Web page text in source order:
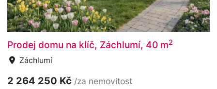
Prodej domu na klíč, Záchlumí, 40 m2
Záchlumí
2 264 250 Kč /za nemovitost